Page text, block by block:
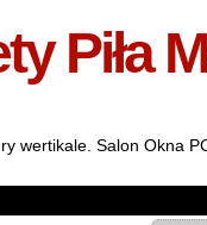
Piła
wertikale. Salon Okna